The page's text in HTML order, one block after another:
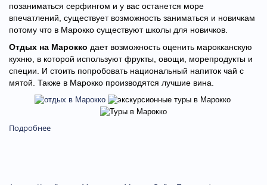
позаниматься серфингом и у вас останется море
впечатлений, существует возможность заниматься и новичкам
потому что в Марокко существуют школы для новичков.
Отдых на Марокко дает возможность оценить марокканскую
кухню, в которой используют фрукты, овощи, морепродукты и
специи. И стоить попробовать национальный напиток чай с
мятой. Также в Марокко производятся лучшие вина.
Подробнее